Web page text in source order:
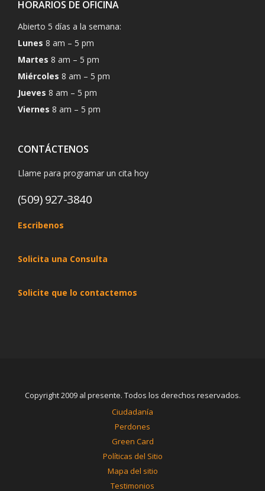
HORARIOS DE OFICINA
Abierto 5 días a la semana:
Lunes 8 am – 5 pm
Martes 8 am – 5 pm
Miércoles 8 am – 5 pm
Jueves 8 am – 5 pm
Viernes 8 am – 5 pm
CONTÁCTENOS
Llame para programar un cita hoy
(509) 927-3840
Escribenos
Solicita una Consulta
Solicite que lo contactemos
Copyright 2009 al presente. Todos los derechos reservados.
Ciudadanía
Perdones
Green Card
Políticas del Sitio
Mapa del sitio
Testimonios